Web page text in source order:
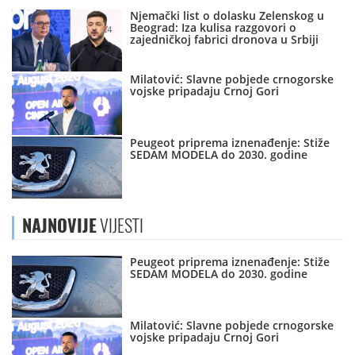
Njemački list o dolasku Zelenskog u
Beograd: Iza kulisa razgovori o
zajedničkoj fabrici dronova u Srbiji
Milatović: Slavne pobjede crnogorske
vojske pripadaju Crnoj Gori
Peugeot priprema iznenađenje: Stiže
SEDAM MODELA do 2030. godine
NAJNOVIJEVIJESTI
Peugeot priprema iznenađenje: Stiže
SEDAM MODELA do 2030. godine
Milatović: Slavne pobjede crnogorske
vojske pripadaju Crnoj Gori